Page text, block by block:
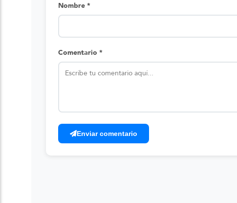
Nombre *
Comentario *
Enviar comentario